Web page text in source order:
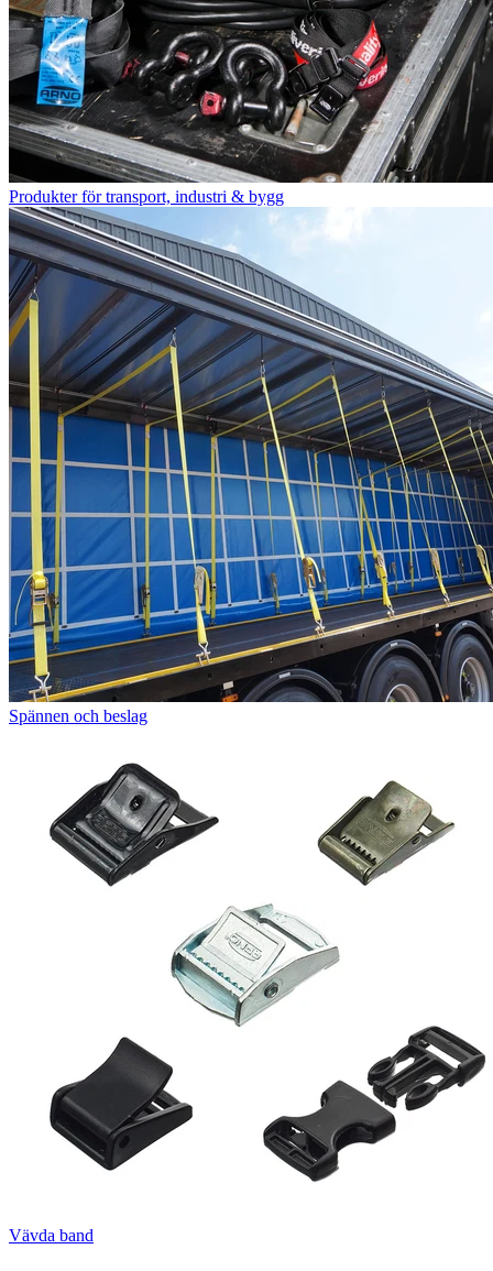
Produkter för transport, industri & bygg
Spännen och beslag
Vävda band